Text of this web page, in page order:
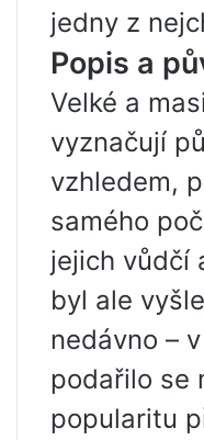
jedny z
Popis a
Velké a
vyznačují
vzhledem,
samého
jejich vůdčí
byl ale
nedávno –
podařilo se
popularitu